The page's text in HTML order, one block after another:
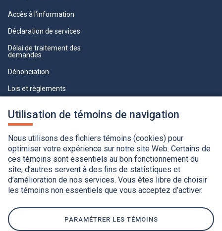
Utilisation de témoins de navigation
Nous utilisons des fichiers témoins (cookies) pour
optimiser votre expérience sur notre site Web. Certains de
ces témoins sont essentiels au bon fonctionnement du
site, d’autres servent à des fins de statistiques et
d’amélioration de nos services. Vous êtes libre de choisir
les témoins non essentiels que vous acceptez d’activer.
PARAMÉTRER LES TÉMOINS
Accès à l’information
Déclaration de services
Délai de traitement des
demandes
Dénonciation
Lois et règlements
professionnelle
Accessibilité
Application de la Charte de la langue française
Politique de confidentialité
Québec.ca
Ce